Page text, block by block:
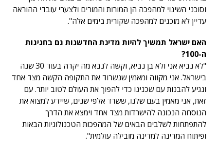
וסוכני השינוי למהפכה הן המורות והמורים ולצערי עובדי ההוראה
עדיין לא מוכנים למהפכה שקורית בימים אלה".
האם ישראל תמשיך להיות מדינת החדשנות גם בחגיגות
ה-100?
"לא נביא אני ולא בן נביא, וקשה לנבא מה יקרה בעוד 30 שנה
בישראל. אני מקווה ומאמין שנשרוד את התקופה הקשה מצד אחד
ונגיע להבנות עם שכנינו כדי להפוך את העולם לטוב יותר. עם
זאת, אני מאמין בעם שלנו, ששרד אלפי שנים, שיידע למצוא את
הנוסחה הנכונה להישרדות מצד אחד וימצא את הדרך
להתפתחות לשלבים הבאים של המהפכות הטכנולוגיות הבאות
ופיתוח המדינה למדינה מובילה עולמית".